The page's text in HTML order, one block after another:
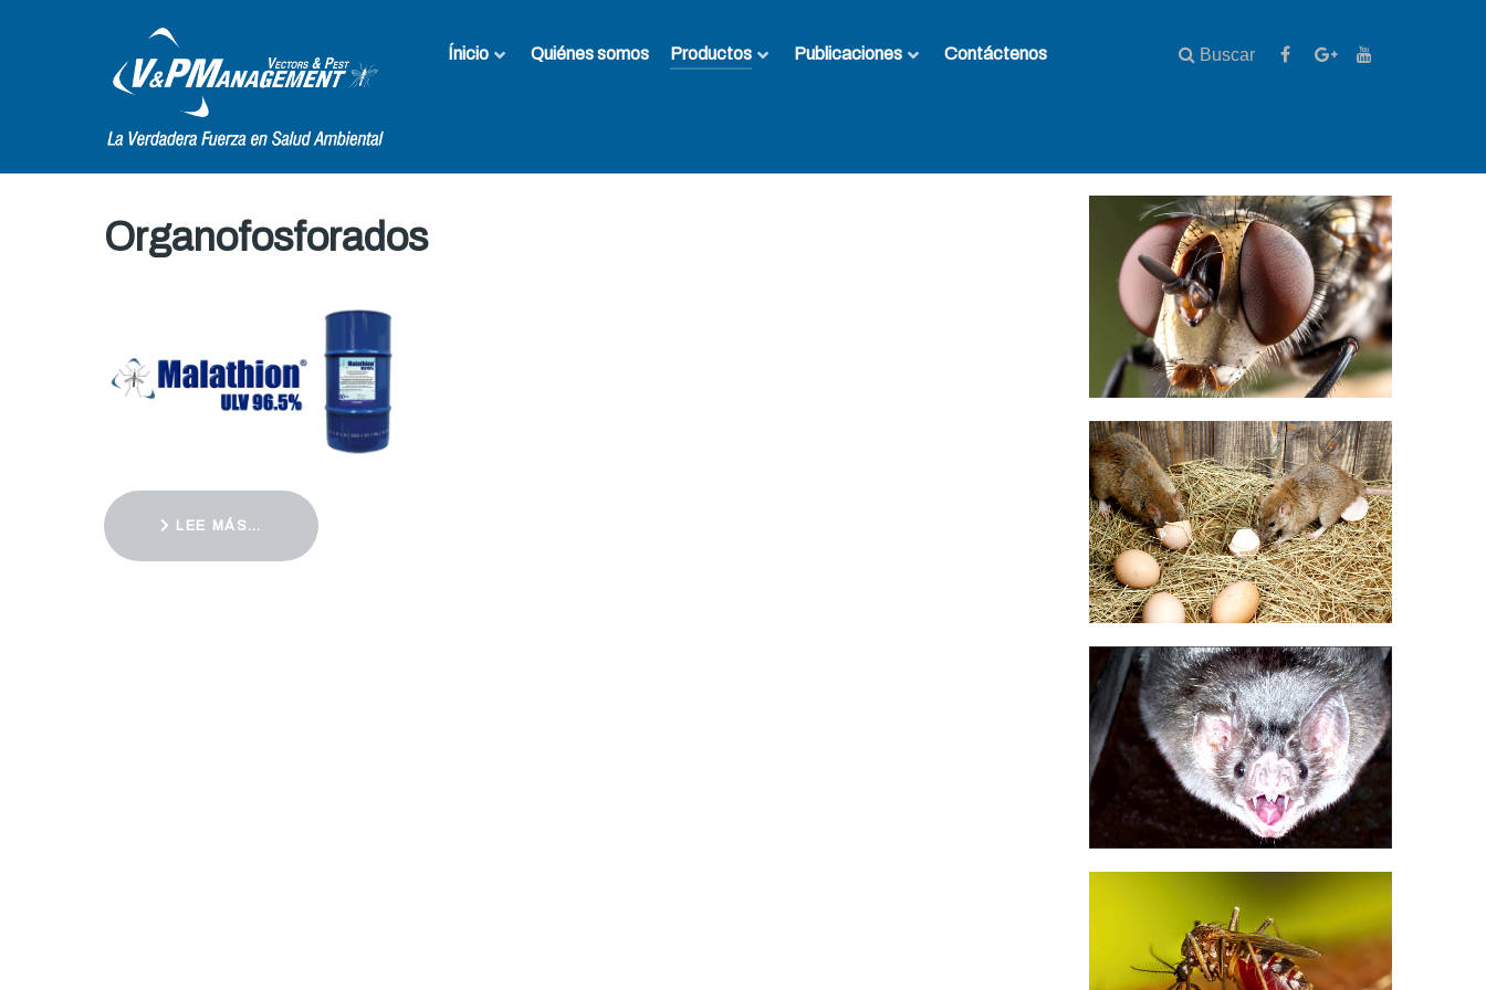
Ínicio Quiénes somos Productos Publicaciones Contáctenos Buscar
Organofosforados
LEE MÁS…